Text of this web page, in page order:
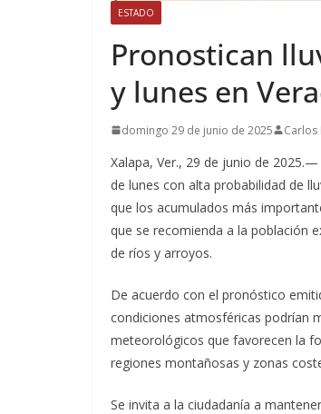
ESTADO
Pronostican
y lunes en
domingo 29 de junio de 2025 Carlos
Xalapa, Ver., 29 de junio de
de lunes con alta probabilidad de
que los acumulados más
que se recomienda a la población
de ríos y arroyos.
De acuerdo con el pronóstico
condiciones atmosféricas podrían
meteorológicos que favorecen la
regiones montañosas y zonas
Se invita a la ciudadanía a